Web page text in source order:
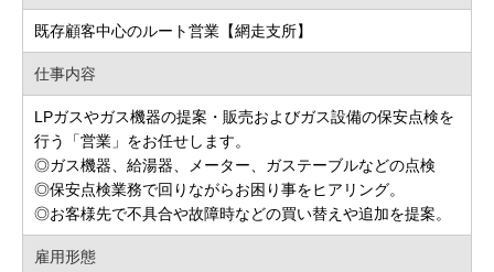
既存顧客中心のルート営業【網走支所】
仕事内容
LPガスやガス機器の提案・販売およびガス設備の保安点検を
行う「営業」をお任せします。
◎ガス機器、給湯器、メーター、ガステーブルなどの点検
◎保安点検業務で回りながらお困り事をヒアリング。
◎お客様先で不具合や故障時などの買い替えや追加を提案。
雇用形態